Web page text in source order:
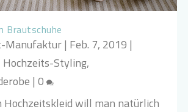
Brautschuhe
Manufaktur| Feb. 7, 2019 |
Hochzeits-Styling,
|0
Hochzeitskleid will man natürlich